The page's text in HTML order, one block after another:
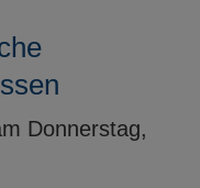
Donnerstag,